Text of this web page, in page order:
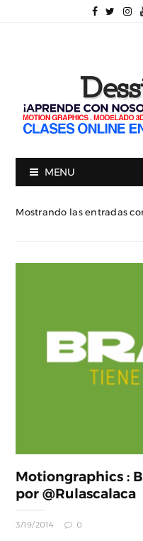
MENU
Mostrando las entradas
Motiongraphics :
por @Rulascalaca
3/19/2014 0